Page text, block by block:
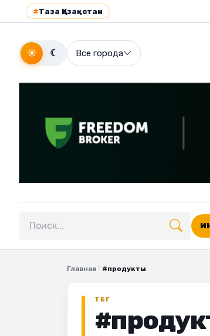
#Таза Қазақстан
☀ ☾ Все города
Поиск по сайту
Главная #продукты
ТЕГ